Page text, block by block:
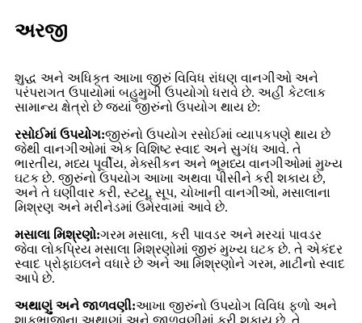
અરજી
શુદ્ધ અને અધિકૃત આખા જીરું વિવિધ રાંધણ વાનગીઓ અને
પરંપરાગત ઉપાયોમાં બહુમુખી ઉપયોગો ધરાવે છે. અહીં કેટલાક
સામાન્ય ક્ષેત્રો છે જ્યાં જીરુંનો ઉપયોગ થાય છે:
રસોઈમાં ઉપયોગ:જીરુંનો ઉપયોગ રસોઈમાં વ્યાપકપણે થાય છે
જેથી વાનગીઓમાં એક વિશિષ્ટ સ્વાદ અને સુગંધ આવે. તે
ભારતીય, મધ્ય પૂર્વીય, મેક્સીકન અને ભૂમધ્ય વાનગીઓમાં મુખ્ય
ઘટક છે. જીરુંનો ઉપયોગ આખા અથવા પીસીને કરી શકાય છે,
અને તે ઘણીવાર કરી, સ્ટયૂ, સૂપ, ચોખાની વાનગીઓ, મસાલાના
મિશ્રણ અને મરીનેડમાં ઉમેરવામાં આવે છે.
મસાલા મિશ્રણો:ગરમ મસાલા, કરી પાવડર અને મરચાં પાવડર
જેવા લોકપ્રિય મસાલા મિશ્રણોમાં જીરું મુખ્ય ઘટક છે. તે એકંદર
સ્વાદ પ્રોફાઇલને વધારે છે અને આ મિશ્રણોને ગરમ, માટીનો સ્વાદ
આપે છે.
અથાણું અને જાળવણી:આખા જીરુંનો ઉપયોગ વિવિધ ફળો અને